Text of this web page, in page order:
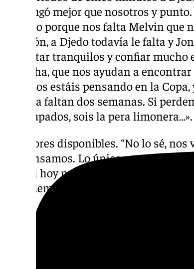
rival jugó mejor que nosotros y
poquito porque nos falta Melvin que
rotación, a Djedo todavía le falta y
que estar tranquilos y confiar
Arancha, que nos ayudan a
Vosotros estáis pensando en la
la Copa faltan dos semanas. Si
preocupados, sois la pera limonera…».
Jugadores disponibles. “No lo sé,
descansamos. Lo único que
lo cual hoy no entrenará, a ver si se
Y los demás veremos a ver”.
Melvin Ejim. “No voy a decir el